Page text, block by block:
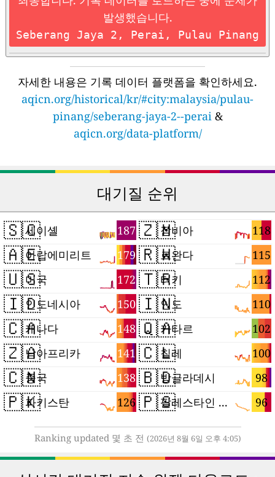
발생했습니다.
Seberang Jaya 2, Perai, Pulau Pinang
자세한 내용은 기록 데이터 플랫폼을 확인하세요.
aqicn.org/historical/kr/#city:malaysia/pulau-
pinang/seberang-jaya-2--perai&
aqicn.org/data-platform/
대기질 순위
🇸🇨 187
세이셸
🇦🇪 179
아랍에미리트
🇺🇸 172
미국
🇮🇩 150
인도네시아
🇨🇦 148
캐나다
🇿🇦 141
남아프리카
🇨🇳 138
중국
🇵🇰 126
파키스탄
🇿🇲 118
잠비아
🇷🇼 115
르완다
🇹🇷 112
터키
🇮🇳 110
인도
🇶🇦 102
카타르
🇨🇱 100
칠레
🇧🇩 98
방글라데시
🇵🇸 96
팔레스타인 지구
Ranking updated 몇 초 전 (2026년 8월 6일 오후 4:05)